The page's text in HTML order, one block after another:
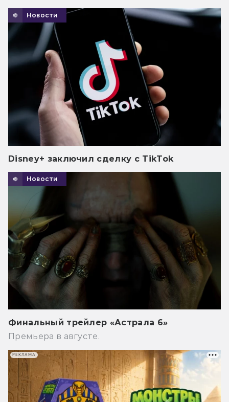
Новости
Disney+ заключил сделку с TikTok
Новости
Финальный трейлер «Астрала 6»
Премьера в августе.
РЕКЛАМА